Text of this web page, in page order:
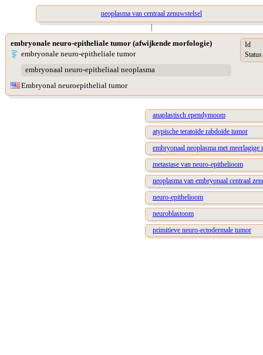
neoplasma van centraal zenuwstelsel
|
embryonale neuro-epitheliale tumor (afwijkende morfologie)
embryonale neuro-epitheliale tumor
embryonaal neuro-epitheliaal neoplasma
Embryonal neuroepithelial tumor
Id
Status
anaplastisch ependymoom
atypische teratoïde rabdoïde tumor
embryonaal neoplasma met meerlagige
metastase van neuro-epithelioom
neoplasma van embryonaal centraal
neuro-epithelioom
neuroblastoom
primitieve neuro-ectodermale tumor